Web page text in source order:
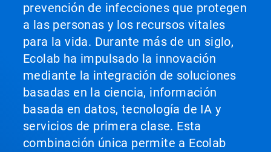
prevención de infecciones que protegen
a las personas y los recursos vitales
para la vida. Durante más de un siglo,
Ecolab ha impulsado la innovación
mediante la integración de soluciones
basadas en la ciencia, información
basada en datos, tecnología de IA y
servicios de primera clase. Esta
combinación única permite a Ecolab